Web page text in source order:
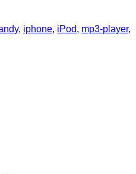
, iphone, iPod, mp3-player,